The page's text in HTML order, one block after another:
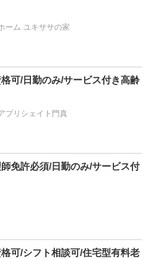
ーム ユキササの家
可/日勤のみ/サービス付き高齢
プリシェイト門真
免許必須/日勤のみ/サービス付
可/シフト相談可/住宅型有料老